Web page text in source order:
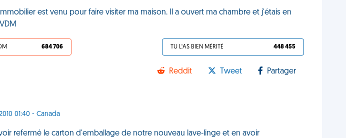
est venu pour faire visiter ma maison. Il a ouvert ma chambre et j'étais en
684 706 TU L'AS BIEN MÉRITÉ 448 455
Reddit Tweet Partager
01:40 - Canada
refermé le carton d'emballage de notre nouveau lave-linge et en avoir